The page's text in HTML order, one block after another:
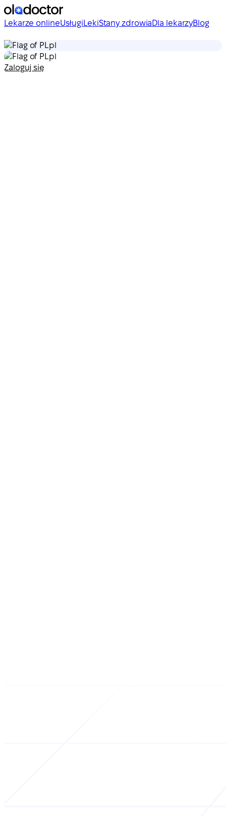
Lekarze onlineUsługi LekiStany zdrowiaDla lekarzyBlog
pl
pl
Zaloguj się